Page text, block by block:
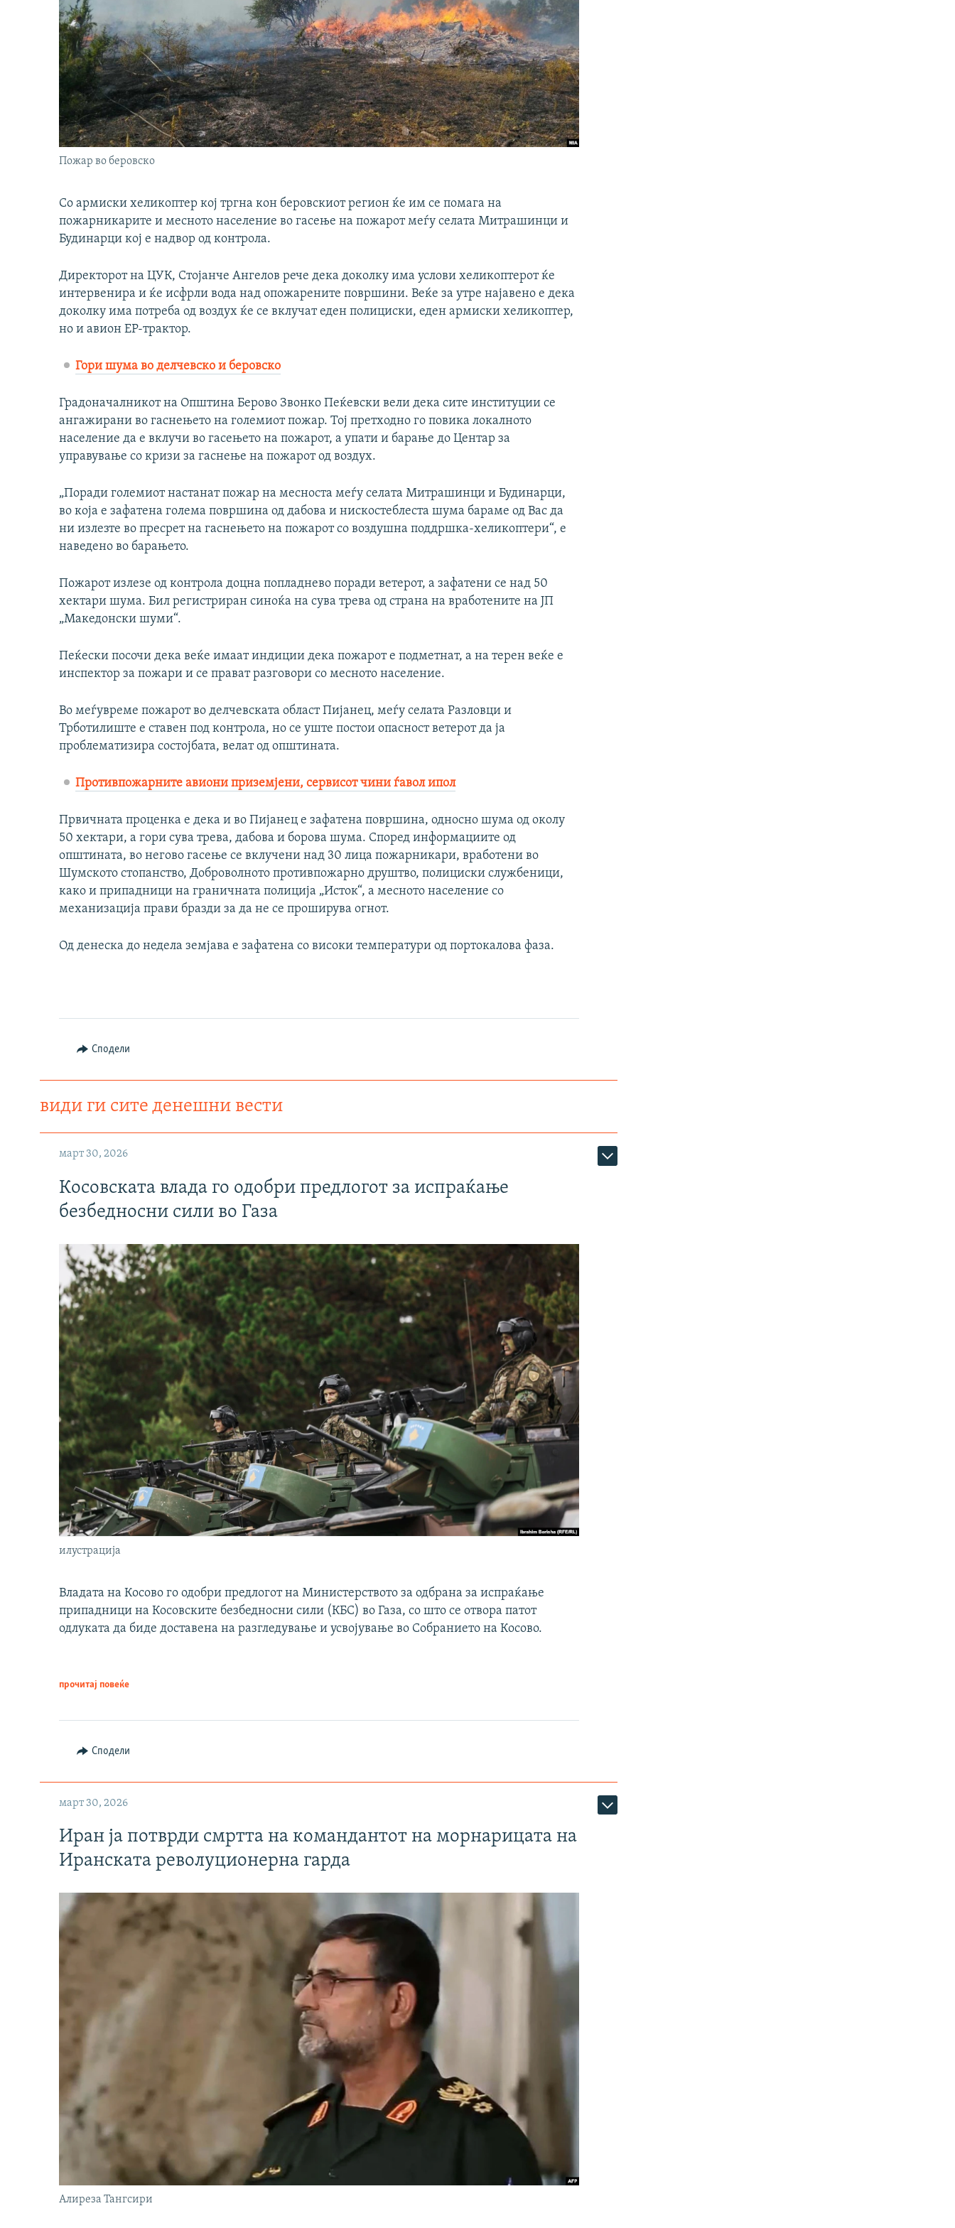
Пожар во беровско
Со армиски хеликоптер кој тргна кон беровскиот регион ќе им се помага на
пожарникарите и месното население во гасење на пожарот меѓу селата Митрашинци и
Будинарци кој е надвор од контрола.
Директорот на ЦУК, Стојанче Ангелов рече дека доколку има услови хеликоптерот ќе
интервенира и ќе исфрли вода над опожарените површини. Веќе за утре најавено е дека
доколку има потреба од воздух ќе се вклучат еден полициски, еден армиски хеликоптер,
но и авион ЕР-трактор.
Гори шума во делчевско и беровско
Градоначалникот на Општина Берово Звонко Пеќевски вели дека сите институции се
ангажирани во гаснењето на големиот пожар. Тој претходно го повика локалното
население да е вклучи во гасењето на пожарот, а упати и барање до Центар за
управување со кризи за гаснење на пожарот од воздух.
„Поради големиот настанат пожар на месноста меѓу селата Митрашинци и Будинарци,
во која е зафатена голема површина од дабова и нискостеблеста шума бараме од Вас да
ни излезте во пресрет на гаснењето на пожарот со воздушна поддршка-хеликоптери“, е
наведено во барањето.
Пожарот излезе од контрола доцна попладнево поради ветерот, а зафатени се над 50
хектари шума. Бил регистриран синоќа на сува трева од страна на вработените на ЈП
„Македонски шуми“.
Пеќески посочи дека веќе имаат индиции дека пожарот е подметнат, а на терен веќе е
инспектор за пожари и се прават разговори со месното население.
Во меѓувреме пожарот во делчевската област Пијанец, меѓу селата Разловци и
Трботилиште е ставен под контрола, но се уште постои опасност ветерот да ја
проблематизира состојбата, велат од општината.
Противпожарните авиони приземјени, сервисот чини ѓавол ипол
Првичната проценка е дека и во Пијанец е зафатена површина, односно шума од околу
50 хектари, а гори сува трева, дабова и борова шума. Според информациите од
општината, во негово гасење се вклучени над 30 лица пожарникари, вработени во
Шумското стопанство, Доброволното противпожарно друштво, полициски службеници,
како и припадници на граничната полиција „Исток“, а месното население со
механизација прави бразди за да не се проширува огнот.
Од денеска до недела земјава е зафатена со високи температури од портокалова фаза.
Сподели
види ги сите денешни вести
март 30, 2026
Косовската влада го одобри предлогот за испраќање
безбедносни сили во Газа
илустрација
Владата на Косово го одобри предлогот на Министерството за одбрана за испраќање
припадници на Косовските безбедносни сили (КБС) во Газа, со што се отвора патот
одлуката да биде доставена на разгледување и усвојување во Собранието на Косово.
прочитај повеќе
Сподели
март 30, 2026
Иран ја потврди смртта на командантот на морнарицата на
Иранската револуционерна гарда
Алиреза Тангсири